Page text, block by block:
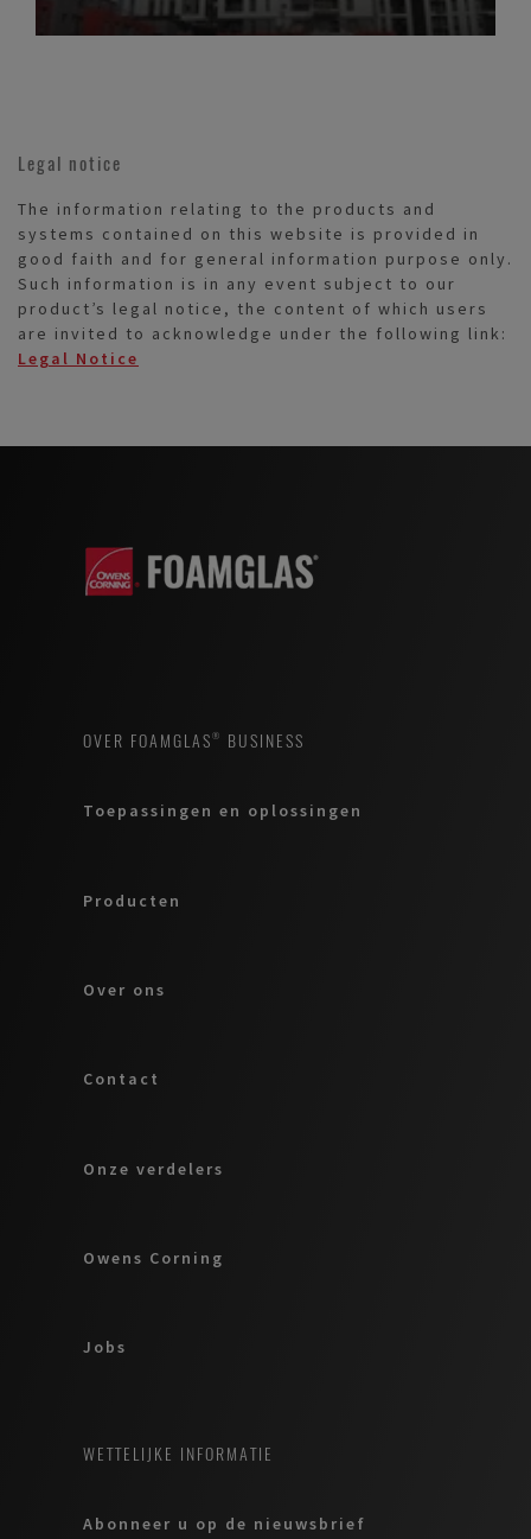
Legal notice
The information relating to the products and
systems contained on this website is provided in
good faith and for general information purpose only.
Such information is in any event subject to our
product’s legal notice, the content of which users
are invited to acknowledge under the following link:
Legal Notice
OVER FOAMGLAS® BUSINESS
Toepassingen en oplossingen
Producten
Over ons
Contact
Onze verdelers
Owens Corning
Jobs
WETTELIJKE INFORMATIE
Abonneer u op de nieuwsbrief